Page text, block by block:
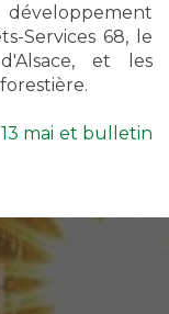
développement
Services 68, le
et les
mai et bulletin